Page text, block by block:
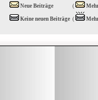
Neue Beiträge (
Keine neuen Beiträge (